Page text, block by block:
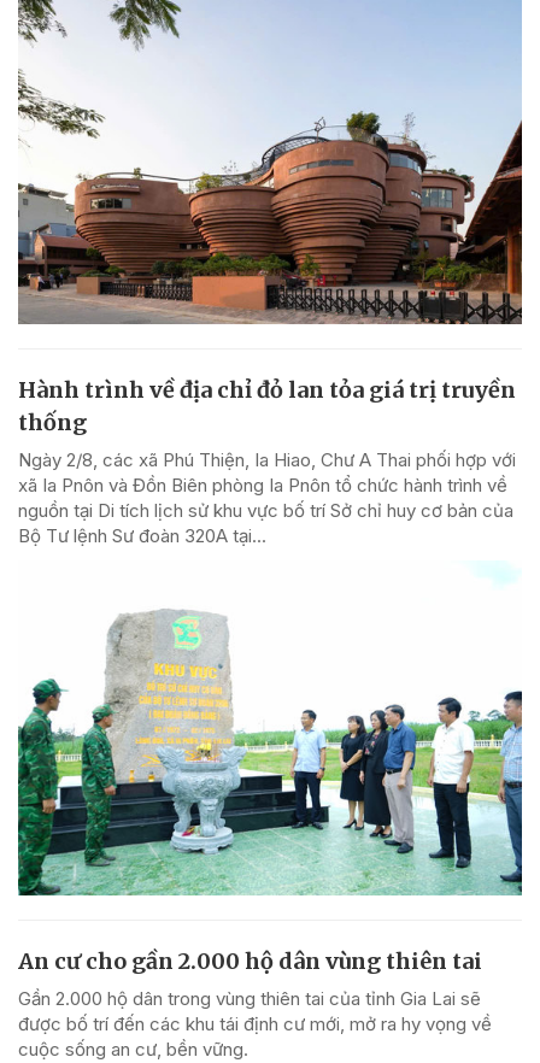
Hành trình về địa chỉ đỏ lan tỏa giá trị truyền
thống
Ngày 2/8, các xã Phú Thiện, Ia Hiao, Chư A Thai phối hợp với
xã Ia Pnôn và Đồn Biên phòng Ia Pnôn tổ chức hành trình về
nguồn tại Di tích lịch sử khu vực bố trí Sở chỉ huy cơ bản của
Bộ Tư lệnh Sư đoàn 320A tại...
An cư cho gần 2.000 hộ dân vùng thiên tai
Gần 2.000 hộ dân trong vùng thiên tai của tỉnh Gia Lai sẽ
được bố trí đến các khu tái định cư mới, mở ra hy vọng về
cuộc sống an cư, bền vững.